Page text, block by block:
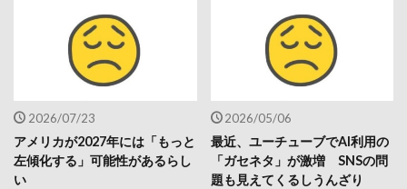
2026/07/23
アメリカが2027年には「もっと
左傾化する」可能性があるらし
い
2026/05/06
最近、ユーチューブでAI利用の
「ガセネタ」が激増 SNSの問
題も見えてくるしうんざり